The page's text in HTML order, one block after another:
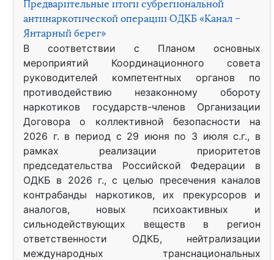
Предварительные итоги субрегиональной
антинаркотической операции ОДКБ «Канал –
Янтарный берег»
В соответствии с Планом основных
мероприятий Координационного совета
руководителей компетентных органов по
противодействию незаконному обороту
наркотиков государств-членов Организации
Договора о коллективной безопасности на
2026 г. в период с 29 июня по 3 июля с.г., в
рамках реализации приоритетов
председательства Российской Федерации в
ОДКБ в 2026 г., с целью пресечения каналов
контрабанды наркотиков, их прекурсоров и
аналогов, новых психоактивных и
сильнодействующих веществ в регион
ответственности ОДКБ, нейтрализации
международных транснациональных